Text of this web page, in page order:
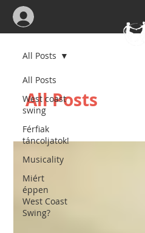
All Posts
West coast
swing
Férfiak
táncoljatok!
Musicality
Miért
éppen
West Coast
Swing?
All Posts
All Posts